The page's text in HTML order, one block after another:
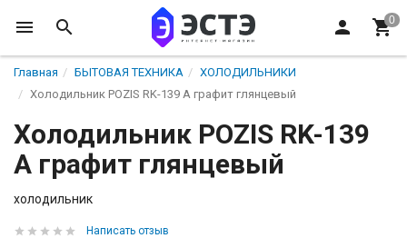
Главная БЫТОВАЯ ТЕХНИКА
ХОЛОДИЛЬНИКИ
Холодильник POZIS RK-139 A графит глянцевый
Холодильник POZIS RK-139
A графит глянцевый
холодильник
Написать отзыв